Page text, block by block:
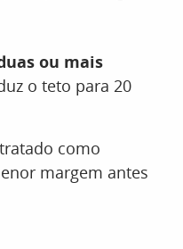
ou mais
o teto para 20
como
margem antes